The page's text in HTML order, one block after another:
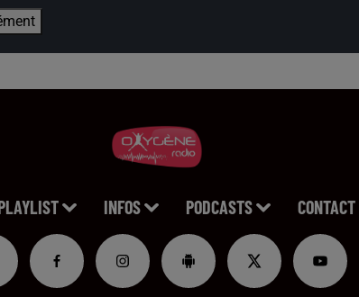
INFOS PODCASTS CONTACT